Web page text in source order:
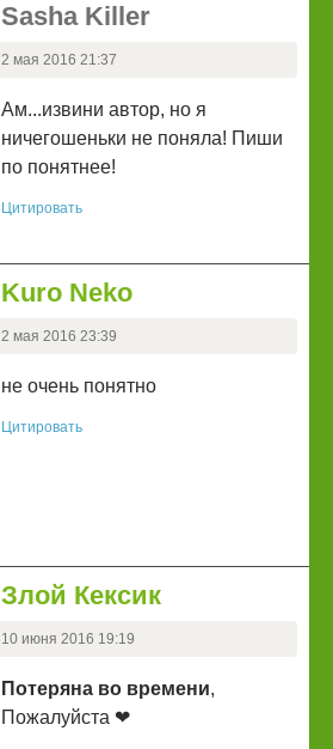
Sasha Killer
2 мая 2016 21:37
Ам...извини автор, но я
ничегошеньки не поняла! Пиши
по понятнее!
Цитировать
Kuro Neko
2 мая 2016 23:39
не очень понятно
Цитировать
Злой Кексик
10 июня 2016 19:19
Потеряна во времени,
Пожалуйста ❤